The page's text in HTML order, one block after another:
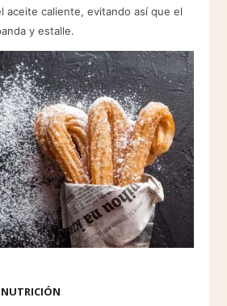
aceite caliente, evitando así que el
y estalle.